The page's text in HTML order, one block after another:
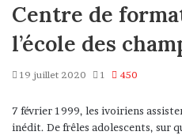
Centre de
l’école des
19 juillet 2020 1 450
7 février 1999, les ivoiriens
inédit. De frêles adolescents, sur